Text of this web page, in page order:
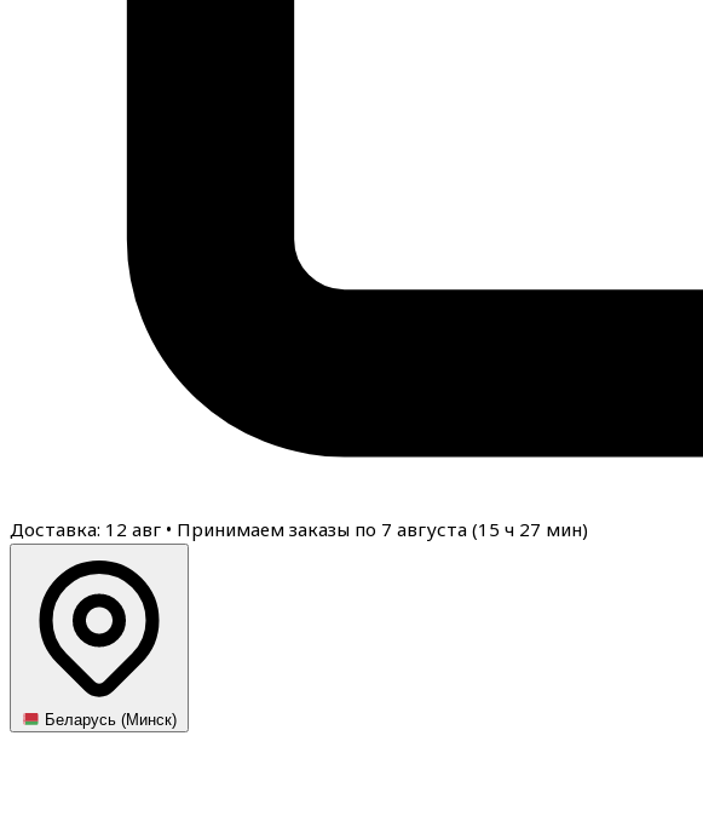
Доставка: 12 авг • Принимаем заказы по 7 августа (15 ч 27 мин)
Беларусь (Минск)